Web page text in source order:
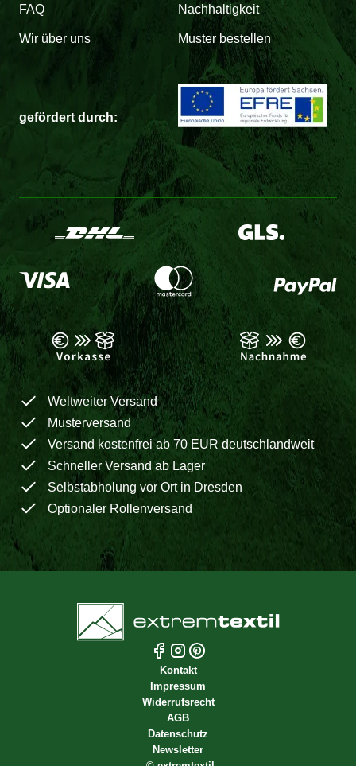
FAQ Nachhaltigkeit
Wir über uns Muster bestellen
gefördert durch:
Weltweiter Versand
Musterversand
Versand kostenfrei ab 70 EUR deutschlandweit
Schneller Versand ab Lager
Selbstabholung vor Ort in Dresden
Optionaler Rollenversand
Kontakt
Impressum
Widerrufsrecht
AGB
Datenschutz
Newsletter